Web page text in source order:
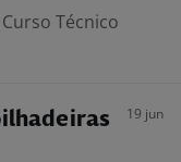
Curso Técnico
19 jun